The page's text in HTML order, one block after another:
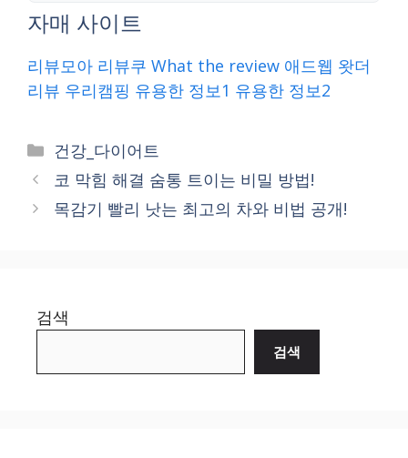
자매 사이트
리뷰모아 리뷰쿠 What the review 애드웹 왓더
리뷰 우리캠핑 유용한 정보1 유용한 정보2
Categories
건강_다이어트
코 막힘 해결 숨통 트이는 비밀 방법!
목감기 빨리 낫는 최고의 차와 비법 공개!
검색
검색